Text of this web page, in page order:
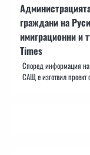
граждани на
имиграционни и
Times
Според информация на
САЩ е изготвил